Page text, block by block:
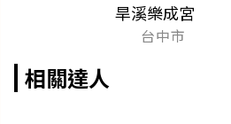
旱溪樂成宮
台中市
相關達人